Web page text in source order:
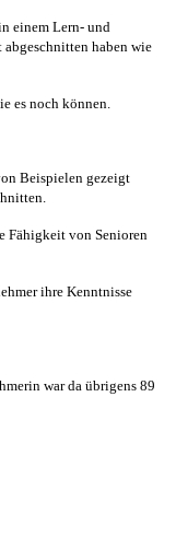
einem Lern- und
haben wie
es noch können.
Beispielen gezeigt
Fähigkeit von Senioren
ihre Kenntnisse
war da übrigens 89